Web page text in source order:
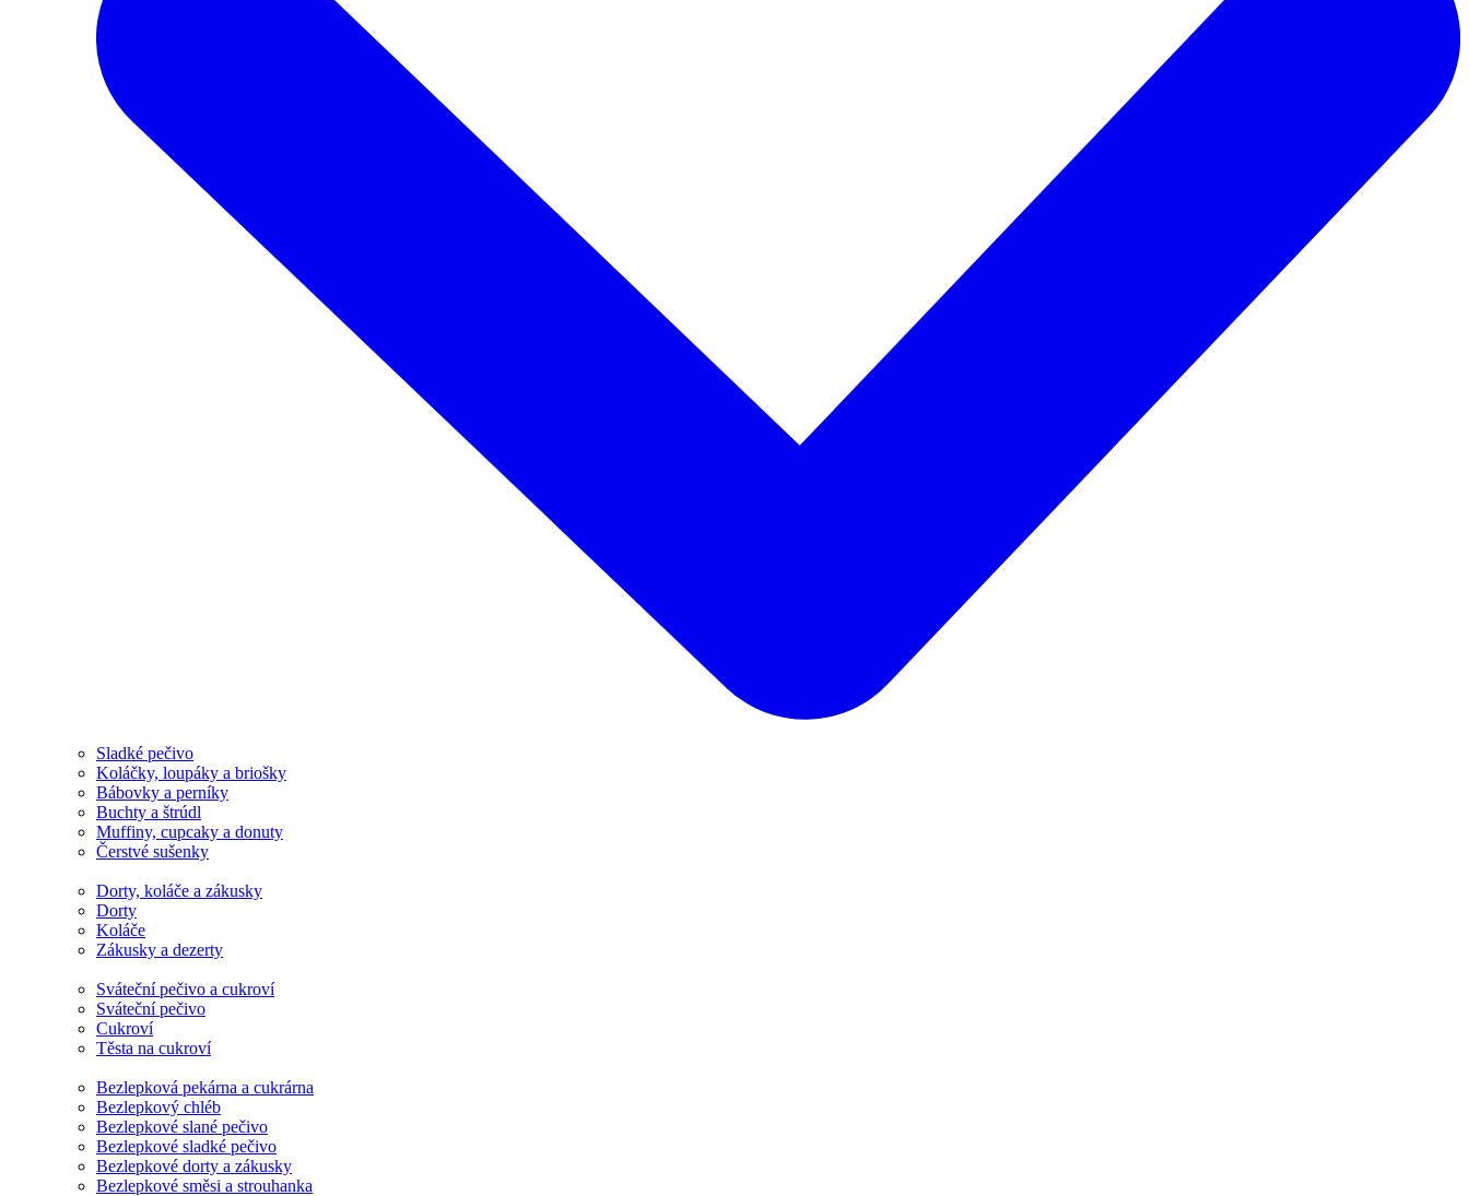
Sladké pečivo
Koláčky, loupáky a briošky
Bábovky a perníky
Buchty a štrúdl
Muffiny, cupcaky a donuty
Čerstvé sušenky
Dorty, koláče a zákusky
Dorty
Koláče
Zákusky a dezerty
Sváteční pečivo a cukroví
Sváteční pečivo
Cukroví
Těsta na cukroví
Bezlepková pekárna a cukrárna
Bezlepkový chléb
Bezlepkové slané pečivo
Bezlepkové sladké pečivo
Bezlepkové dorty a zákusky
Bezlepkové směsi a strouhanka